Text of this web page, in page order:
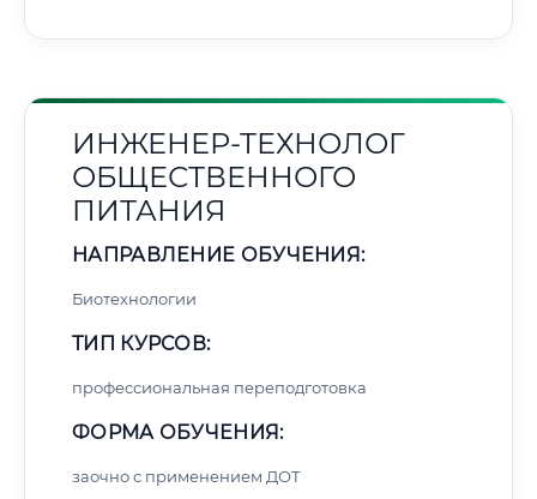
ИНЖЕНЕР-ТЕХНОЛОГ
ОБЩЕСТВЕННОГО
ПИТАНИЯ
НАПРАВЛЕНИЕ ОБУЧЕНИЯ:
Биотехнологии
ТИП КУРСОВ:
профессиональная переподготовка
ФОРМА ОБУЧЕНИЯ:
заочно с применением ДОТ